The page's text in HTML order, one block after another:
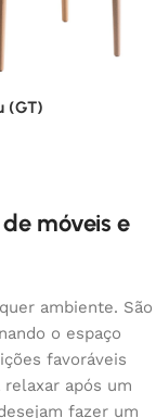
(GT)
móveis e
ambiente. São
o espaço
favoráveis
após um
fazer um